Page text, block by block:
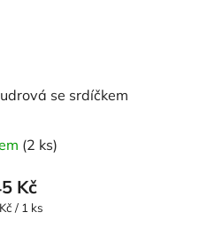
se srdíčkem
(2 ks)
Kč
/ 1 ks